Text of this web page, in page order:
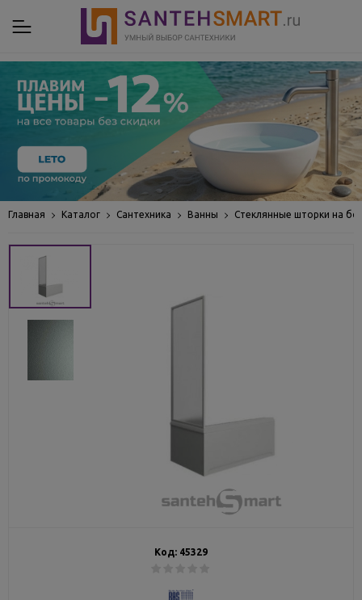
Главная Каталог Сантехника Ванны Стеклянные шторки на
Код: 45329